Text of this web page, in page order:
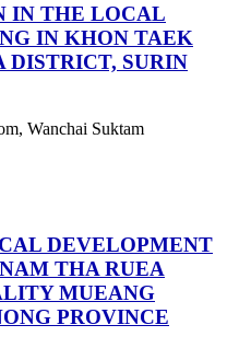
IN THE LOCAL
IN KHON TAEK
DISTRICT, SURIN
Wanchai Suktam
DEVELOPMENT
THA RUEA
MUEANG
PROVINCE